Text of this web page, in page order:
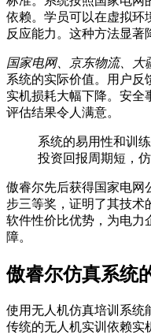
依赖。学员可以在虚拟环
反应能力。这种方法显著
国家电网、京东物流、大
系统的实际价值。用户反
实机损耗大幅下降。安全
评估结果令人满意。
系统的易用性和训
投资回报周期短，
傲睿尔先后获得国家电网
步三等奖，证明了其技术
软件性价比优势，为电力
障。
傲睿尔仿真系统
使用无人机仿真培训系统
传统的无人机实训依赖实